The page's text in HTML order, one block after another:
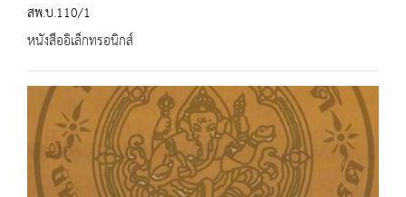
สพ.บ.110/1
หนังสืออิเล็กทรอนิกส์